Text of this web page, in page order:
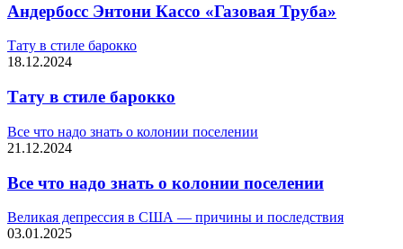
Андербосс Энтони Кассо «Газовая Труба»
Тату в стиле барокко
18.12.2024
Тату в стиле барокко
Все что надо знать о колонии поселении
21.12.2024
Все что надо знать о колонии поселении
Великая депрессия в США — причины и последствия
03.01.2025